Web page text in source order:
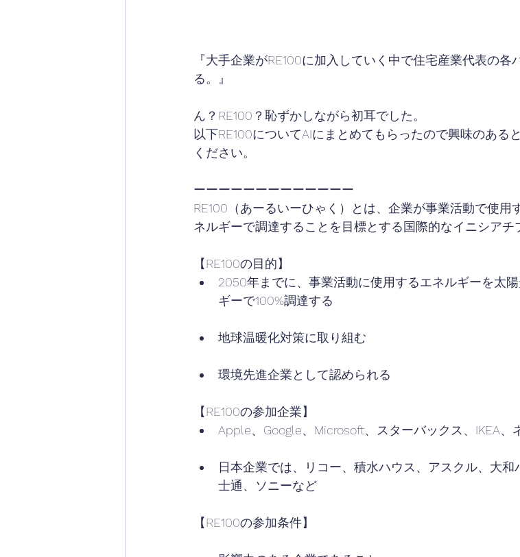
『大手企業がRE100に加入していく中で住宅産業代表の
る。』
ん？RE100？恥ずかしながら初耳でした。
以下RE100についてAIにまとめてもらったので興味のある
ください。
ーーーーーーーーーーーーー
RE100（あーるいーひゃく）とは、企業が事業活動で使用
ネルギーで調達することを目標とする国際的なイニシアチ
【RE100の目的】
2050年までに、事業活動に使用するエネルギーを太
ギーで100%調達する
地球温暖化対策に取り組む
環境先進企業として認められる
【RE100の参加企業】
Apple、Google、Microsoft、スターバックス、IKEA、
日本企業では、リコー、積水ハウス、アスクル、大
士通、ソニーなど
【RE100の参加条件】